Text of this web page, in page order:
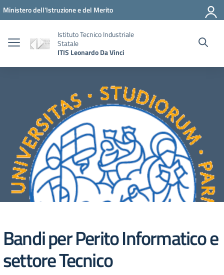
Vai ai contenuti
Vai al menu di navigazione
Vai al footer
Ministero dell'Istruzione e del Merito
Istituto Tecnico Industriale
Statale
ITIS Leonardo Da Vinci
Bandi per Perito Informatico e
settore Tecnico